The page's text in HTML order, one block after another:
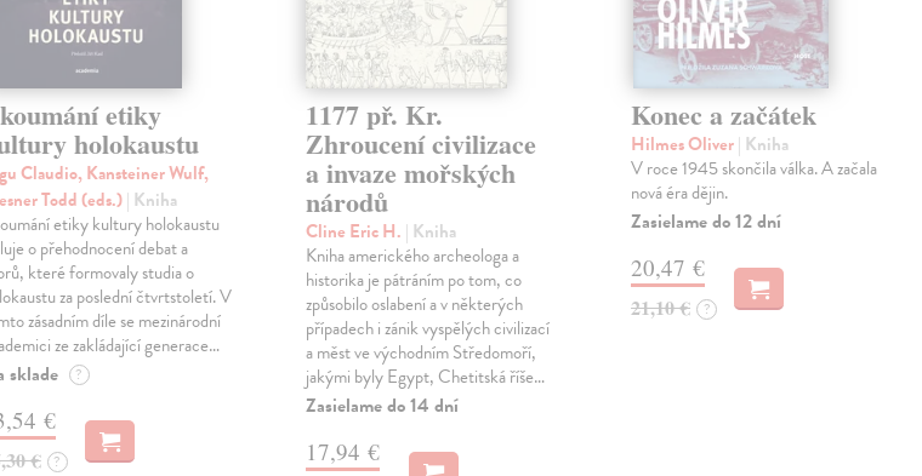
etiky
holokaustu
Claudio, Kansteiner Wulf,
Todd (eds.)| Kniha
etiky kultury holokaustu
o přehodnocení debat a
které formovaly studia o
za poslední čtvrtstoletí. V
zásadním díle se mezinárodní
ze zakládající generace…
sklade ?
€
€ ?
1177 př. Kr.
Zhroucení civilizace
a invaze mořských
národů
Cline Eric H. | Kniha
Kniha amerického archeologa a
historika je pátráním po tom, co
způsobilo oslabení a v některých
případech i zánik vyspělých civilizací
a měst ve východním Středomoří,
jakými byly Egypt, Chetitská říše…
Zasielame do 14 dní
17,94 €
Konec a začátek
Hilmes Oliver| Kniha
V roce 1945 skončila válka. A začala
nová éra dějin.
Zasielame do 12 dní
20,47 €
21,10 € ?